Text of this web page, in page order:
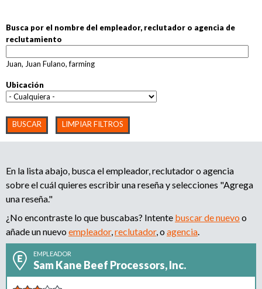
r
i
o
e
b
u
s
q
u
e
m
l
a
d
o
r
,
e
u
t
a
d
o
r
o
Busca por el nombre del empleador, reclutador o agencia de
reclutamiento
Juan, Juan Fulano, farming
Ubicación
Contratados.org no garantiza que sea confiable.Leer más aquí
En la lista abajo, busca el empleador, reclutador o agencia
sobre el cuál quieres escribir una reseña y selecciones "Agrega
una reseña."
¿No encontraste lo que buscabas? Intente buscar de nuevo o
añade un nuevo empleador,reclutador, o agencia.
EMPLEADOR
Sam Kane Beef Processors, Inc.
P
á
n
s